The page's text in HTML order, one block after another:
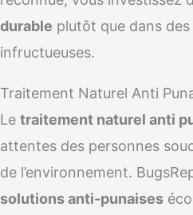
durable plutôt que dans
infructueuses.
Traitement Naturel Anti
Le traitement naturel anti
attentes des personnes
de l’environnement.
solutions anti-punaises